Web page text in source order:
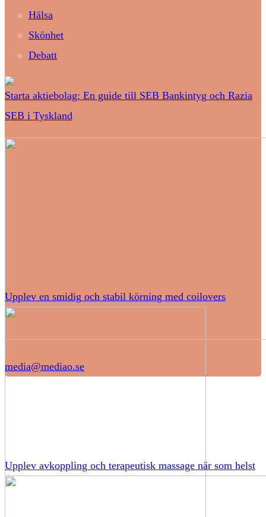
Hälsa
Skönhet
Debatt
Starta aktiebolag: En guide till SEB Bankintyg och Razia
SEB i Tyskland
Upplev en smidig och stabil körning med coilovers
Upplev avkoppling och terapeutisk massage när som helst
media@mediao.se